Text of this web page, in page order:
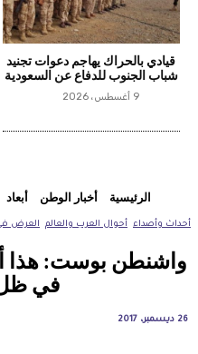
قيادي بالحراك يهاجم دعوات تجنيد
شباب الجنوب للدفاع عن السعودية
9 أغسطس، 2026